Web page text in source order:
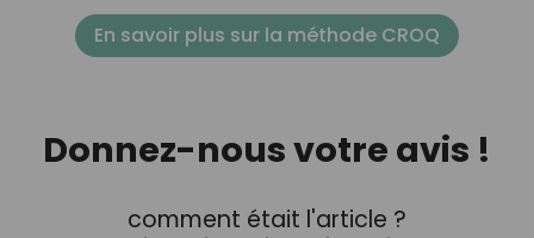
En savoir plus sur la méthode CROQ
Donnez-nous votre avis !
comment était l'article ?